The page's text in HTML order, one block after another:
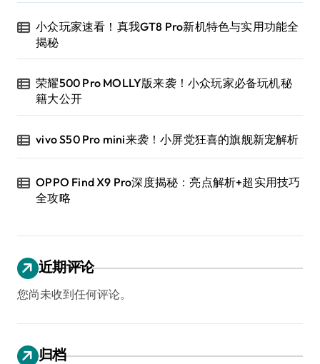
小众玩家速看！真我GT8 Pro新机特色与实用功能全
揭秘
荣耀500 Pro MOLLY版来袭！小众玩家必备玩机秘
籍大公开
vivo S50 Pro mini来袭！小屏党狂喜的旗舰新宠解析
OPPO Find X9 Pro深度揭秘：亮点解析+超实用技巧
全攻略
近期评论
您尚未收到任何评论。
归档